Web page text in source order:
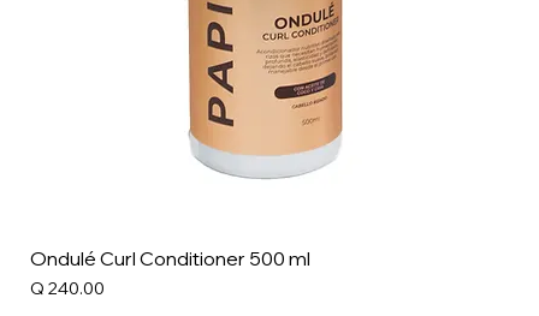
Ondulé Curl Conditioner 500 ml
Precio
Q 240.00